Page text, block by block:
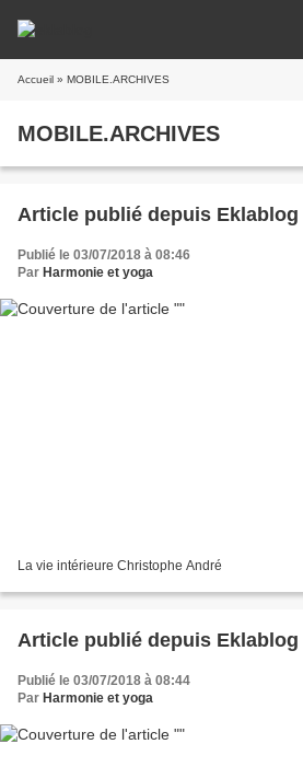
Accueil » MOBILE.ARCHIVES
MOBILE.ARCHIVES
Article publié depuis Eklablog
Publié le 03/07/2018 à 08:46
Par Harmonie et yoga
La vie intérieure Christophe André
Article publié depuis Eklablog
Publié le 03/07/2018 à 08:44
Par Harmonie et yoga